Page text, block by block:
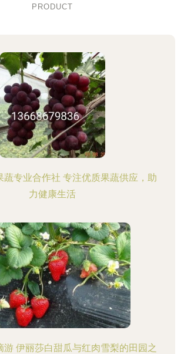
PRODUCT
蔬专业合作社 专注优质果蔬供应，助
力健康生活
游 伊丽莎白甜瓜与红肉雪梨的田园之